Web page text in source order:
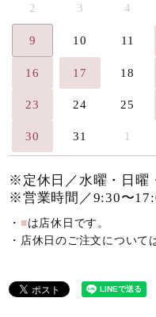
2 3 4
9 10 11
16 17 18
23 24 25
30 31 1
※定休日／水曜・日曜
※営業時間／9:30〜
・ ■は店休日です。
・店休日のご注文について